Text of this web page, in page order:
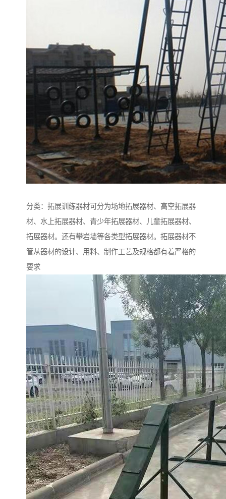
分类：拓展训练器材可分为场地拓展器材、高空拓展器
材、水上拓展器材、青少年拓展器材、儿童拓展器材、
拓展器材。还有攀岩墙等各类型拓展器材。拓展器材不
管从器材的设计、用料、制作工艺及规格都有着严格的
要求